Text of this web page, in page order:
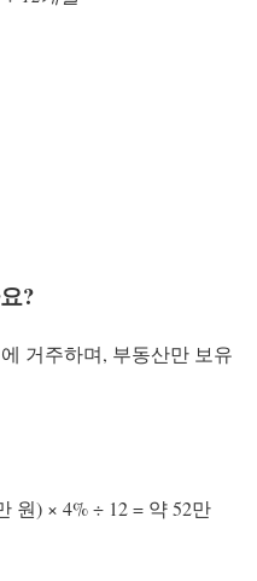
?
거주하며, 부동산만 보유
원) × 4% ÷ 12 = 약 52만